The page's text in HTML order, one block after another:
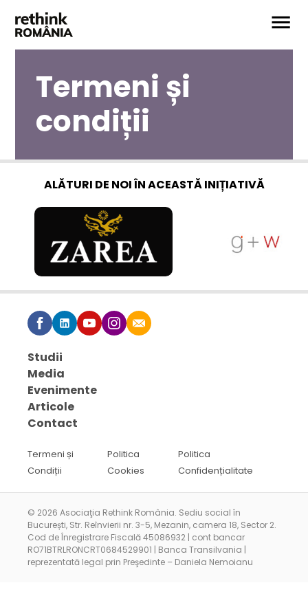
Termeni și
condiții
ALĂTURI DE NOI ÎN ACEASTĂ INIȚIATIVĂ
Studii
Media
Evenimente
Articole
Contact
Termeni și
Condiții
Politica
Cookies
Politica
Confidențialitate
© 2026 Asociaţia Rethink România. Sediu social în
București, Str. Reînvierii nr. 3-5, Mezanin, camera 18, Sector 2.
Cod de Înregistrare Fiscală 45086932 | cont bancar
RO71BTRLRONCRT0684529901 | Banca Transilvania |
reprezentată legal prin Preşedinte – Daniela Nemoianu